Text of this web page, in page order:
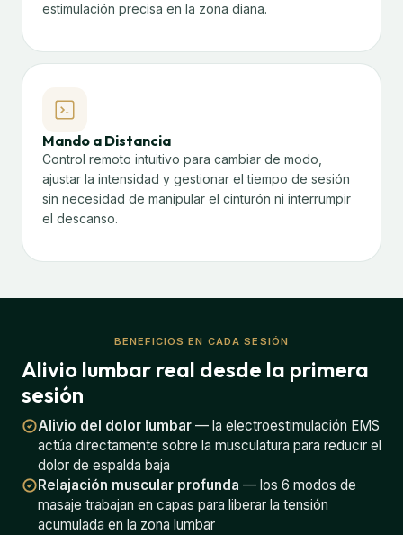
estimulación precisa en la zona diana.
Mando a Distancia
Control remoto intuitivo para cambiar de modo,
ajustar la intensidad y gestionar el tiempo de sesión
sin necesidad de manipular el cinturón ni interrumpir
el descanso.
BENEFICIOS EN CADA SESIÓN
Alivio lumbar real desde la primera
sesión
Alivio del dolor lumbar — la electroestimulación EMS
actúa directamente sobre la musculatura para reducir el
dolor de espalda baja
Relajación muscular profunda — los 6 modos de
masaje trabajan en capas para liberar la tensión
acumulada en la zona lumbar